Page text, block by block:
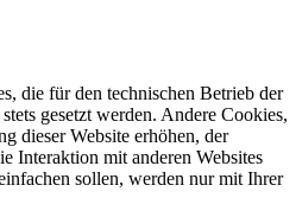
die für den technischen Betrieb der
gesetzt werden. Andere Cookies,
dieser Website erhöhen, der
Interaktion mit anderen Websites
sollen, werden nur mit Ihrer